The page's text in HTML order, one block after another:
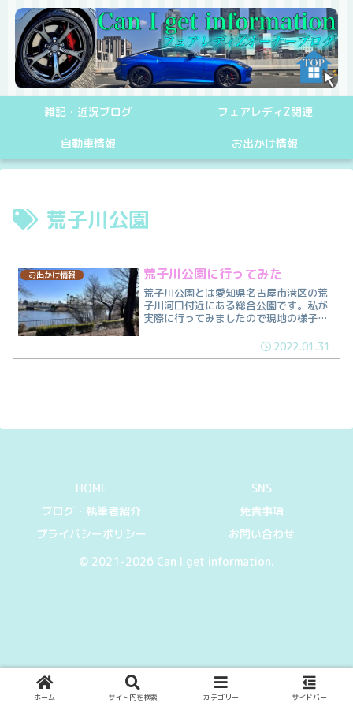
雑記・近況ブログ フェアレディZ関連
自動車情報 お出かけ情報
荒子川公園
お出かけ情報 荒子川公園に行ってみた
荒子川公園とは愛知県名古屋市港区の荒
子川河口付近にある総合公園です。私が
実際に行ってみましたので現地の様子を
2022.01.31
HOME
SNS
ブログ・執筆者紹介
免責事項
プライバシーポリシー
お問い合わせ
© 2021-2026 Can I get information.
ホーム サイト内を検索 カテゴリー サイドバー